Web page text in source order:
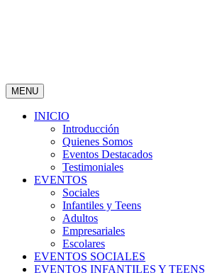
MENU
INICIO
Introducción
Quienes Somos
Eventos Destacados
Testimoniales
EVENTOS
Sociales
Infantiles y Teens
Adultos
Empresariales
Escolares
EVENTOS SOCIALES
EVENTOS INFANTILES Y TEENS